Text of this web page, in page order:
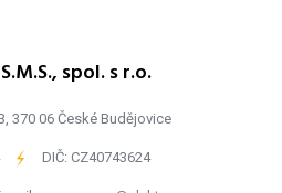
spol. s r.o.
370 06 České Budějovice
- DIČ: CZ40743624